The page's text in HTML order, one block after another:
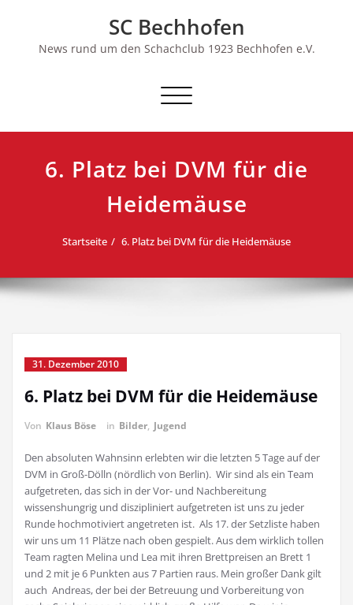
SC Bechhofen
News rund um den Schachclub 1923 Bechhofen e.V.
Schalte
6. Platz bei DVM für die
Heidemäuse
Startseite 6. Platz bei DVM für die Heidemäuse
31. Dezember 2010
6. Platz bei DVM für die Heidemäuse
Von Klaus Böse in Bilder, Jugend
Den absoluten Wahnsinn erlebten wir die letzten 5 Tage auf der
DVM in Groß-Dölln (nördlich von Berlin). Wir sind als ein Team
aufgetreten, das sich in der Vor- und Nachbereitung
wissenshungrig und diszipliniert aufgetreten ist uns zu jeder
Runde hochmotiviert angetreten ist. Als 17. der Setzliste haben
wir uns um 11 Plätze nach oben gespielt. Aus dem wirklich tollen
Team ragten Melina und Lea mit ihren Brettpreisen an Brett 1
und 2 mit je 6 Punkten aus 7 Partien raus. Mein großer Dank gilt
auch Andreas, der bei der Betreuung und Vorbereitung von